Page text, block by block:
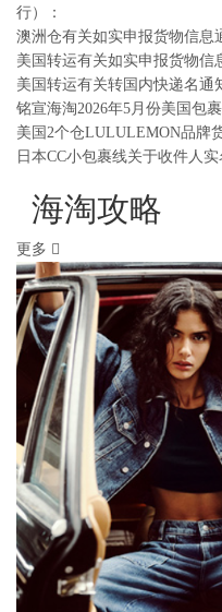
行）：
澳洲仓有关如实申报货物信息
美国转运有关如实申报货物信
美国转运有关转国内快递名通
铭宣海淘2026年5月份美国包
美国2个仓LULULEMON品牌
日本CC小包裹线关于收件人
海淘攻略
更多